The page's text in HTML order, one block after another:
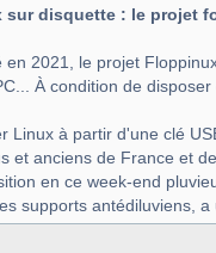
sur disquette : le projet
en 2021, le projet
À condition de
Linux à partir d'une clé
et anciens de France et
en ce week-end
supports antédiluviens,